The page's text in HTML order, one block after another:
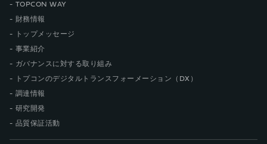
TOPCON WAY
財務情報
トップメッセージ
事業紹介
ガバナンスに対する取り組み
トプコンのデジタルトランスフォーメーション（DX）
調達情報
研究開発
品質保証活動